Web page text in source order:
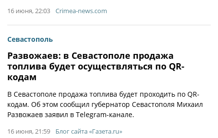
16 июня, 22:03 Crimea-news.com
Севастополь
Развожаев: в Севастополе продажа
топлива будет осуществляться по QR-
кодам
В Севастополе продажа топлива будет проходить по QR-
кодам. Об этом сообщил губернатор Севастополя Михаил
Развожаев заявил в Telegram-канале.
16 июня, 21:59 Блог сайта «Газета.ru»